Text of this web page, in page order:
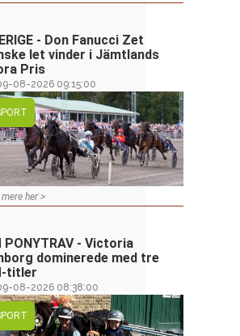
- Don Fanucci Zet
let vinder i Jämtlands
Pris
08-2026 09:15:00
her >
PONYTRAV - Victoria
dominerede med tre
titler
08-2026 08:38:00